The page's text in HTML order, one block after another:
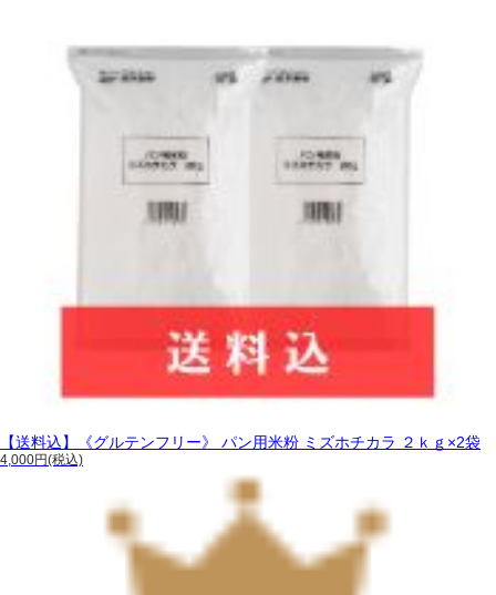
【送料込】《グルテンフリー》 パン用米粉 ミズホチカラ ２ｋｇ×2袋
4,000円(税込)